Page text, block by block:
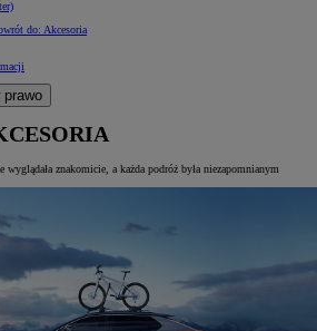
do: Akcesoria
prawo
znakomicie, a każda podróż była niezapomnianym